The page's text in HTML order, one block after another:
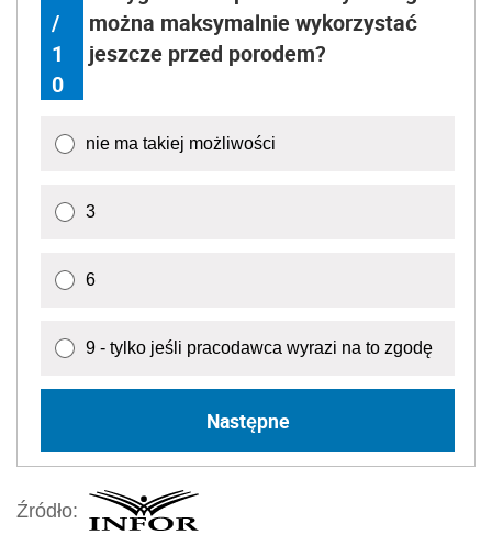
/
1
0
można maksymalnie wykorzystać
jeszcze przed porodem?
nie ma takiej możliwości
3
6
9 - tylko jeśli pracodawca wyrazi na to zgodę
Następne
Źródło: